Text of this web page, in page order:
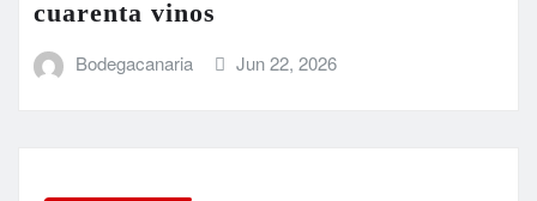
cuarenta vinos
Bodegacanaria Jun 22, 2026